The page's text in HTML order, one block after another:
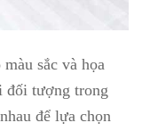
sắc và họa
đối tượng trong
để lựa chọn